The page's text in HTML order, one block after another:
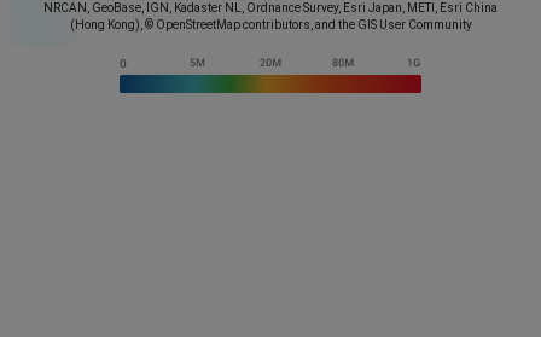
NRCAN, GeoBase, IGN, Kadaster NL, Ordnance Survey, Esri Japan, METI, Esri China
(Hong Kong), © OpenStreetMap contributors, and the GIS User Community